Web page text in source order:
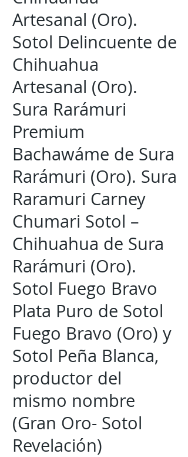
Artesanal (Oro).
Sotol Delincuente de
Chihuahua
Artesanal (Oro).
Sura Rarámuri
Premium
Bachawáme de Sura
Rarámuri (Oro). Sura
Raramuri Carney
Chumari Sotol –
Chihuahua de Sura
Rarámuri (Oro).
Sotol Fuego Bravo
Plata Puro de Sotol
Fuego Bravo (Oro) y
Sotol Peña Blanca,
productor del
mismo nombre
(Gran Oro- Sotol
Revelación)